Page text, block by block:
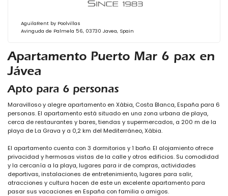
Apartamento Puerto Mar 6 pax en
Jávea
Apto para 6 personas
Maravilloso y alegre apartamento en Xàbia, Costa Blanca, España para 6
personas. El apartamento está situado en una zona urbana de playa,
cerca de restaurantes y bares, tiendas y supermercados, a 200 m de la
playa de La Grava y a 0,2 km del Mediterráneo, Xàbia.
El apartamento cuenta con 3 dormitorios y 1 baño. El alojamiento ofrece
privacidad y hermosas vistas de la calle y otros edificios. Su comodidad
y la cercanía a la playa, lugares para ir de compras, actividades
deportivas, instalaciones de entretenimiento, lugares para salir,
atracciones y cultura hacen de este un excelente apartamento para
pasar sus vacaciones en España con familia o amigos.
AguilaRent by Poolvillas
Avinguda de Palmela 56, 03730 Javea, Spain